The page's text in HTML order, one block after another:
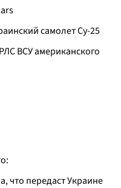
самолет Су-25
ВСУ американского
что передаст Украине